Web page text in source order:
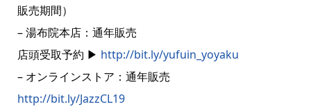
販売期間）
– 湯布院本店：通年販売
店頭受取予約 ▶ http://bit.ly/yufuin_yoyaku
– オンラインストア：通年販売
http://bit.ly/JazzCL19